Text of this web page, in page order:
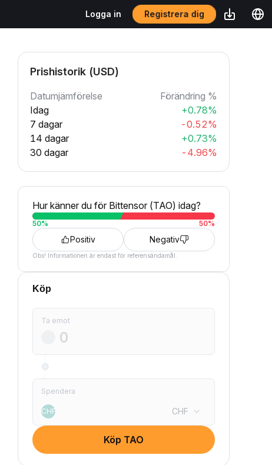
Logga in Registrera dig
Prishistorik (USD)
Datumjämförelse
Förändring %
Idag
+0.78%
7 dagar
-0.52%
14 dagar
+0.73%
30 dagar
-4.96%
Hur känner du för Bittensor (TAO) idag?
50% 50%
Positiv Negativ
Obs! Informationen är endast för referensändamål.
Köp
Ta emot
Spendera
CHF CHF
Köp TAO